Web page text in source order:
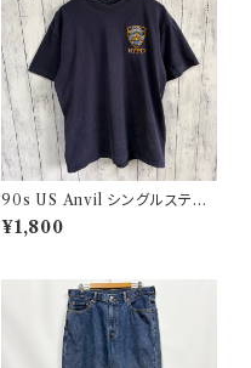
90s US Anvil シングルステッ
チTシャツ ニューヨーク警察 ヴ
ィンテージ
¥1,800